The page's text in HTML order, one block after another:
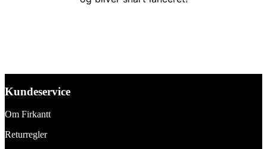
Kundeservice
Om Firkantt
Returregler